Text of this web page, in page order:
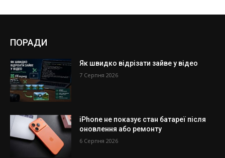
ПОРАДИ
Як швидко відрізати зайве у відео
7 Серпня 2026
iPhone не показує стан батареї після
оновлення або ремонту
6 Серпня 2026